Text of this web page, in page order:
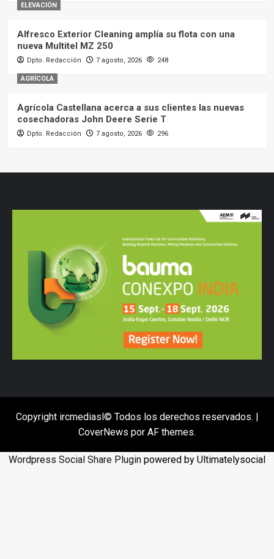
ELEVACIÓN
Alfresco Exterior Cleaning amplía su flota con una
nueva Multitel MZ 250
Dpto. Redacción 7 agosto, 2026 248
AGRÍCOLA
Agrícola Castellana acerca a sus clientes las nuevas
cosechadoras John Deere Serie T
Dpto. Redacción 7 agosto, 2026 296
Copyright ircmediasl© Todos los derechos reservados.
CoverNews por AF themes.
Wordpress Social Share Plugin powered by Ultimatelysocial